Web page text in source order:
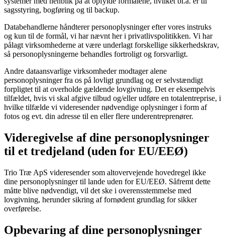
sagsstyring, bogføring og til backup.
Databehandlerne håndterer personoplysninger efter vores instruks
og kun til de formål, vi har nævnt her i privatlivspolitikken. Vi har
pålagt virksomhederne at være underlagt forskellige sikkerhedskrav,
så personoplysningerne behandles fortroligt og forsvarligt.
Andre dataansvarlige virksomheder modtager alene
personoplysninger fra os på lovligt grundlag og er selvstændigt
forpligtet til at overholde gældende lovgivning. Det er eksempelvis
tilfældet, hvis vi skal afgive tilbud og/eller udføre en totalentreprise, i
hvilke tilfælde vi videresender nødvendige oplysninger i form af
fotos og evt. din adresse til en eller flere underentreprenører.
Videregivelse af dine personoplysninger
til et tredjeland (uden for EU/EEØ)
Trio Træ ApS videresender som altovervejende hovedregel ikke
dine personoplysninger til lande uden for EU/EEØ. Såfremt dette
måtte blive nødvendigt, vil det ske i overensstemmelse med
lovgivning, herunder sikring af fornødent grundlag for sikker
overførelse.
Opbevaring af dine personoplysninger